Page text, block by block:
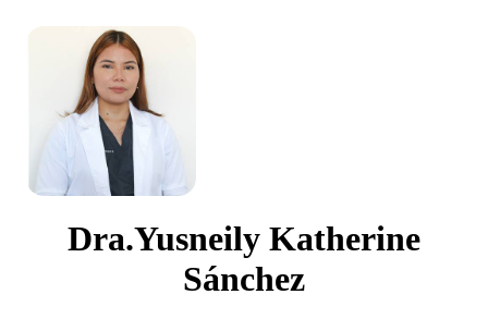
Dra.Yusneily Katherine
Sánchez